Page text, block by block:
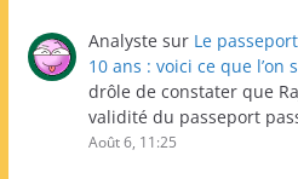
Analyste sur Le
10 ans : voici ce que l’on
drôle de constater que
validité du passeport
Août 6, 11:25